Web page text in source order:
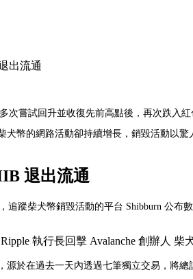
出流通
次嘗試回升並收復先前高點後，再次跌入紅
犬幣的網路活動卻持續增長，銷毀活動以驚
退出流通
追蹤柴犬幣銷毀活動的平台 Shibburn 公布
執行長回擊 Avalanche 創辦人
源於在過去一天內透過七筆獨立交易，將總